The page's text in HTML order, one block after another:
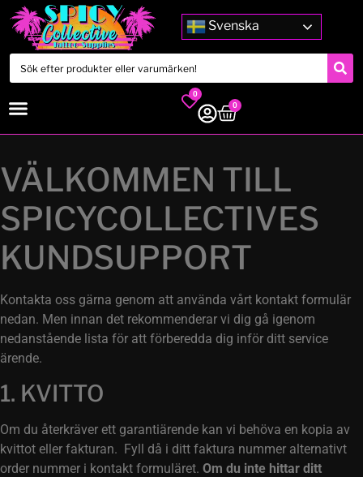
Svenska
0
0
VÄLKOMMEN TILL
SPICYCOLLECTIVES
KUNDSUPPORT
Kontakta oss gärna genom att använda vårt kontakt formulär
nedan. Men innan det rekommenderar vi dig gå igenom
nedanstående lista för att förberedda dig inför ditt service
ärende.
1. KVITTO
Om du återkräver ett garantiärende kan vi behöva en kopia av
kvittot eller fakturan. Fyll då i ditt faktura nummer alternativt
order nummer i kontakt formuläret. Om du inte hittar ditt